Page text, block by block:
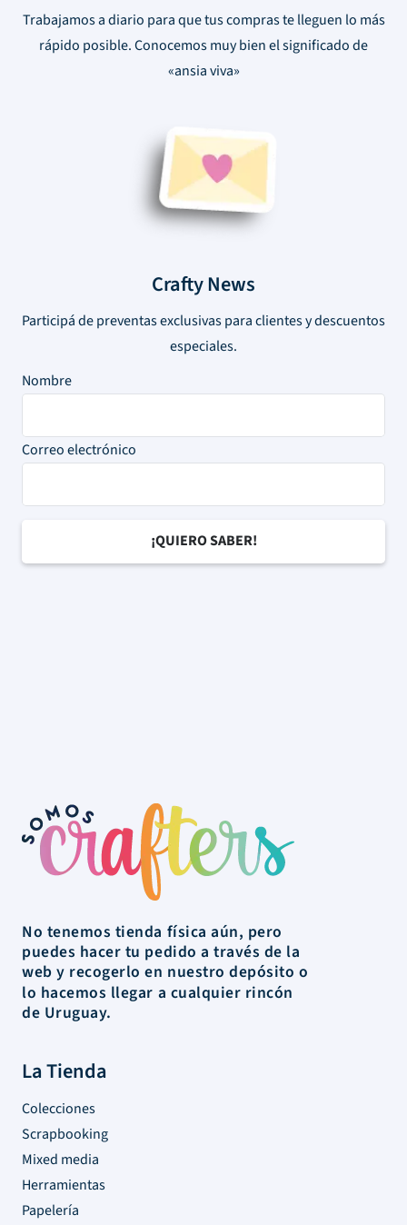
Trabajamos a diario para que tus compras te lleguen lo más
rápido posible. Conocemos muy bien el significado de
«ansia viva»
Crafty News
Participá de preventas exclusivas para clientes y descuentos
especiales.
Nombre
Correo electrónico
No tenemos tienda física aún, pero
puedes hacer tu pedido a través de la
web y recogerlo en nuestro depósito o
lo hacemos llegar a cualquier rincón
de Uruguay.
La Tienda
Colecciones
Scrapbooking
Mixed media
Herramientas
Papelería